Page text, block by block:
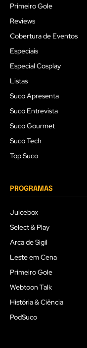
Primeiro Gole
Reviews
Cobertura de Eventos
Especiais
Especial Cosplay
Listas
Suco Apresenta
Suco Entrevista
Suco Gourmet
Suco Tech
Top Suco
PROGRAMAS
Juicebox
Select & Play
Arca de Sigil
Leste em Cena
Primeiro Gole
Webtoon Talk
História & Ciência
PodSuco